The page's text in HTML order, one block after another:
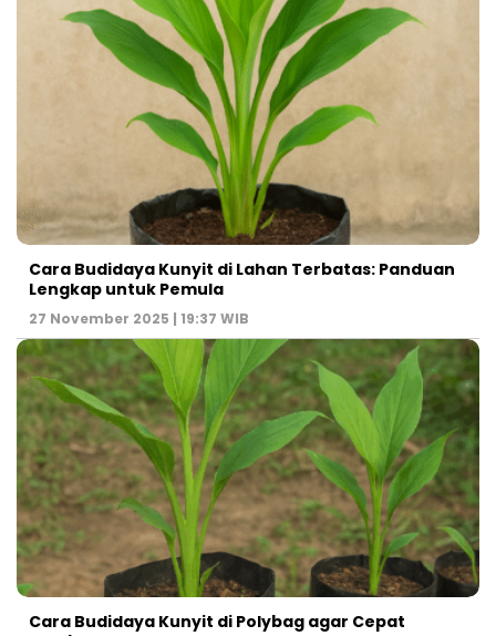
Cara Budidaya Kunyit di Lahan Terbatas: Panduan
Lengkap untuk Pemula
27 November 2025 | 19:37 WIB
Cara Budidaya Kunyit di Polybag agar Cepat